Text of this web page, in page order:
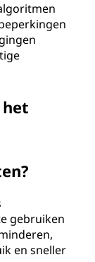
gebruiken
en sneller